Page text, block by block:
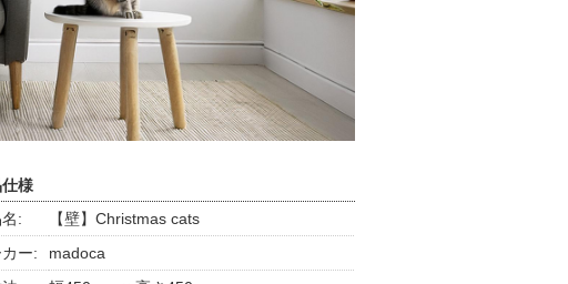
様
:
【壁】Christmas cats
カー:
madoca